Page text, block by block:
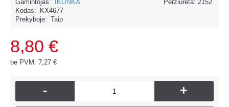
Peržiūrėta: 2152
Gamintojas:
IKONKA
Kodas:
KX4677
Prekyboje: Taip
8,80 €
be PVM: 7,27 €
- +